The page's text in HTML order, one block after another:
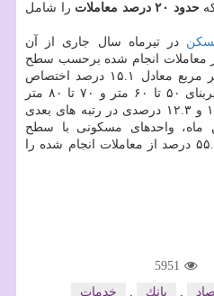
حدود ۲۰ درصد معاملات
را شامل
در تیرماه سال جاری از آن
معاملات انجام شده برحسب سطح
زیربنا به واحدهای ۶۰ تا ۷۰ متر مربع معادل ۱۵.۱ درصد اختصاص
داشته است. واحدهای دارای زیربنای ۵۰ تا ۶۰ متر و ۷۰ تا ۸۰ متر
مربع به ترتیب با سهم های ۱۴.۹ و ۱۲.۳ درصدی در رتبه های بعدی
ماه، واحدهای مسكونی با سطح
زیربنای كمتر از ۸۰ متر مربع ۵۵.۲ درصد از معاملات انجام شده را
5951
بانك خدمات